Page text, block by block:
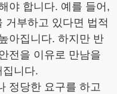
야 합니다. 예를 들어,
거부하고 있다면 법적
아집니다. 하지만 반
전을 이유로 만남을
니다.
정당한 요구를 하고